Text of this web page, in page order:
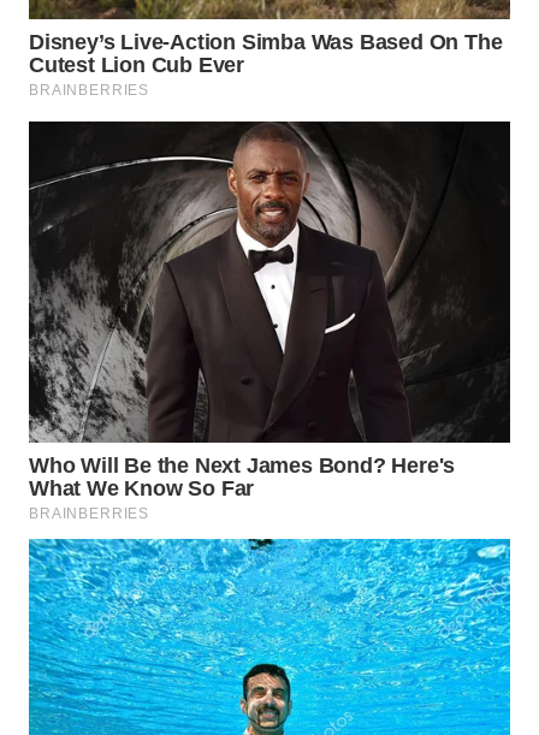
LISTRIK
WAHANA
TRAVEL
WAHANA
WAHANANEWS
ID
WAHANANEWS
CO ID
WAHANANEWS
NET
WAHANA
SPORT
WAHANA
UMKM
WAHANA
SELEB